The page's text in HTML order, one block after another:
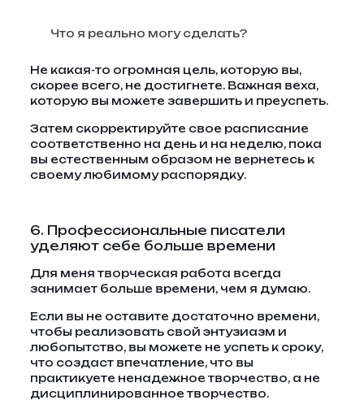
Что я реально могу сделать?
Не какая-то огромная цель, которую вы,
скорее всего, не достигнете. Важная веха,
которую вы можете завершить и преуспеть.
Затем скорректируйте свое расписание
соответственно на день и на неделю, пока
вы естественным образом не вернетесь к
своему любимому распорядку.
6. Профессиональные писатели
уделяют себе больше времени
Для меня творческая работа всегда
занимает больше времени, чем я думаю.
Если вы не оставите достаточно времени,
чтобы реализовать свой энтузиазм и
любопытство, вы можете не успеть к сроку,
что создаст впечатление, что вы
практикуете ненадежное творчество, а не
дисциплинированное творчество.